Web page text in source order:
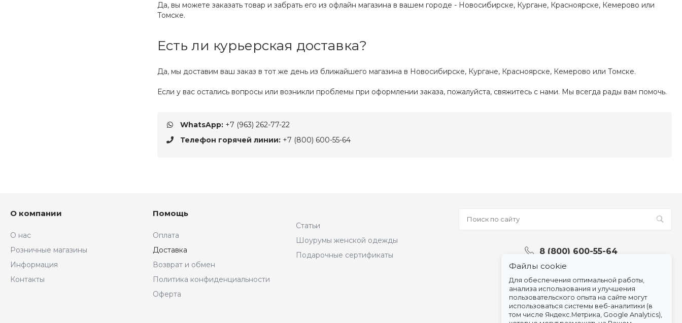
Да, вы можете заказать товар и забрать его из офлайн магазина в вашем городе - Новосибирске, Кургане, Красноярске, Кемерово или
Томске.
Есть ли курьерская доставка?
Да, мы доставим ваш заказ в тот же день из ближайшего магазина в Новосибирске, Кургане, Красноярске, Кемерово или Томске.
Если у вас остались вопросы или возникли проблемы при оформлении заказа, пожалуйста, свяжитесь с нами. Мы всегда рады вам помочь.
WhatsApp: +7 (963) 262-77-22
Телефон горячей линии: +7 (800) 600-55-64
О компании
О нас
Розничные магазины
Информация
Контакты
Помощь
Оплата
Доставка
Возврат и обмен
Политика конфиденциальности
Оферта
Статьи
Шоурумы женской одежды
Подарочные сертификаты
8 (800) 600-55-64
Файлы cookie
Для обеспечения оптимальной работы,
анализа использования и улучшения
пользовательского опыта на сайте могут
использоваться системы веб-аналитики (в
том числе Яндекс.Метрика, Google Analytics),